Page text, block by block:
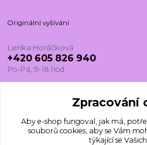
Originální vyšívání
Lenka Horáčková
+420 605 826 940
Po-Pá, 9-18 hod.
lenkadesign@centrum.cz
Zpracování
Aby e-shop fungoval, jak má,
souborů cookies, aby se Vám
týkající se